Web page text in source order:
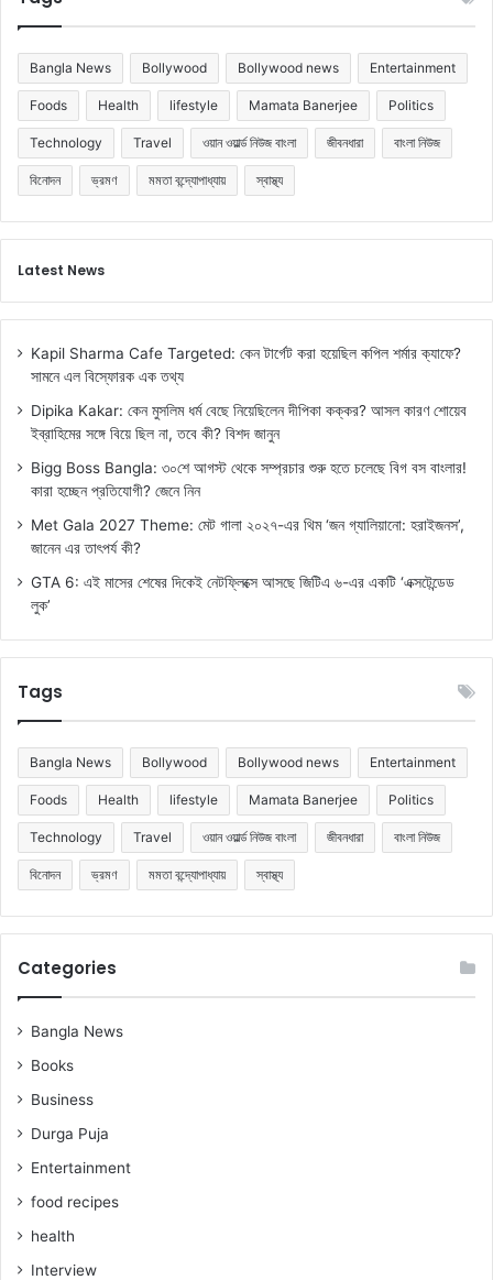
Bangla News Bollywood Bollywood news Entertainment
Foods Health lifestyle Mamata Banerjee Politics
Technology Travel ওয়ান ওয়ার্ল্ড নিউজ বাংলা জীবনধারা বাংলা নিউজ
বিনোদন ভ্রমণ মমতা বন্দ্যোপাধ্যায় স্বাস্থ্য
Latest News
Kapil Sharma Cafe Targeted: কেন টার্গেট করা হয়েছিল কপিল শর্মার ক্যাফে?
সামনে এল বিস্ফোরক এক তথ্য
Dipika Kakar: কেন মুসলিম ধর্ম বেছে নিয়েছিলেন দীপিকা কক্কর? আসল কারণ শোয়েব
ইব্রাহিমের সঙ্গে বিয়ে ছিল না, তবে কী? বিশদ জানুন
Bigg Boss Bangla: ৩০শে আগস্ট থেকে সম্প্রচার শুরু হতে চলেছে বিগ বস বাংলার!
কারা হচ্ছেন প্রতিযোগী? জেনে নিন
Met Gala 2027 Theme: মেট গালা ২০২৭-এর থিম ‘জন গ্যালিয়ানো: হরাইজনস’,
জানেন এর তাৎপর্য কী?
GTA 6: এই মাসের শেষের দিকেই নেটফ্লিক্সে আসছে জিটিএ ৬-এর একটি ‘এক্সটেন্ডেড
লুক’
Tags
Bangla News Bollywood Bollywood news Entertainment
Foods Health lifestyle Mamata Banerjee Politics
Technology Travel ওয়ান ওয়ার্ল্ড নিউজ বাংলা জীবনধারা বাংলা নিউজ
বিনোদন ভ্রমণ মমতা বন্দ্যোপাধ্যায় স্বাস্থ্য
Categories
Bangla News
Books
Business
Durga Puja
Entertainment
food recipes
health
Interview